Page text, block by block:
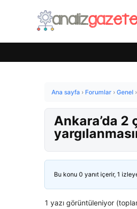
Ana sayfa › Forumlar › Genel ›
Ankara’da
Bu konu 0 yanıt içerir, 1
1 yazı görüntüleniyor